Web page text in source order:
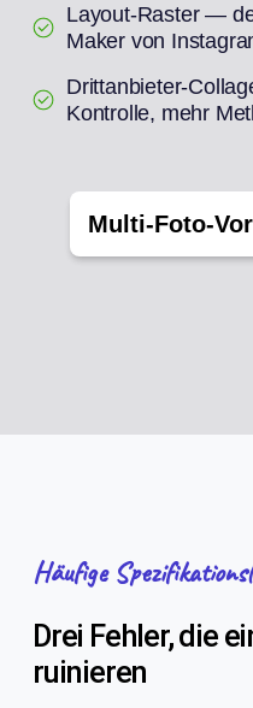
Layout-Raster —
Maker von
Drittanbieter-
Kontrolle, mehr
Multi-Foto-
Häufige
Drei Fehler, die
ruinieren